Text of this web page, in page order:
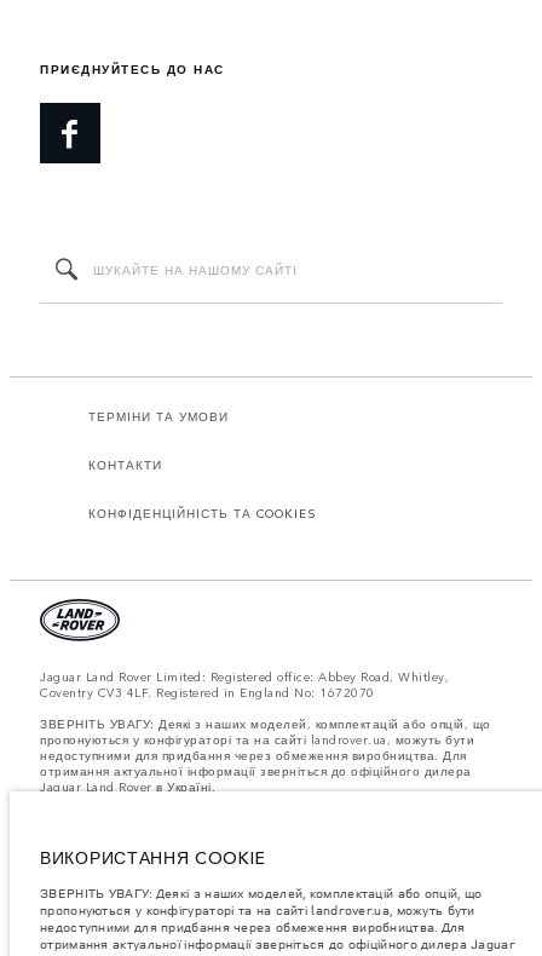
ПРИЄДНУЙТЕСЬ ДО НАС
ТЕРМІНИ ТА УМОВИ
КОНТАКТИ
КОНФІДЕНЦІЙНІСТЬ ТА COOKIES
Jaguar Land Rover Limited: Registered office: Abbey Road, Whitley,
Coventry CV3 4LF. Registered in England No: 1672070
ЗВЕРНІТЬ УВАГУ: Деякі з наших моделей, комплектацій або опцій, що
пропонуються у конфігураторі та на сайті landrover.ua, можуть бути
недоступними для придбання через обмеження виробництва. Для
отримання актуальної інформації зверніться до офіційного дилера
Jaguar Land Rover в Україні.
доступність опцій і терміни виготовлення автомобілів. Це дуже
динамічна ситуація, і, як наслідок, зображення, які зараз
поточні специфікації, опції, варіанти оздоблення та кольорові рішення.
Будь ласка, зв'яжіться з офіційним дилером для отримання детальної
інформації.
ВИКОРИСТАННЯ COOKIE
ЗВЕРНІТЬ УВАГУ: Деякі з наших моделей, комплектацій або опцій, що
пропонуються у конфігураторі та на сайті landrover.ua, можуть бути
недоступними для придбання через обмеження виробництва. Для
отримання актуальної інформації зверніться до офіційного дилера Jaguar